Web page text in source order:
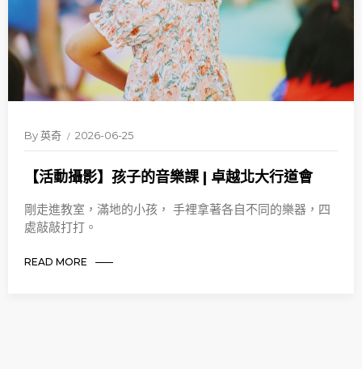
By英奇 2026-06-25
【活動攝影】孩子的音樂課 | 卓越北大行道會
剛走進教室，滿地的小孩， 手裡拿著各自不同的樂器，四
處敲敲打打。
READ MORE